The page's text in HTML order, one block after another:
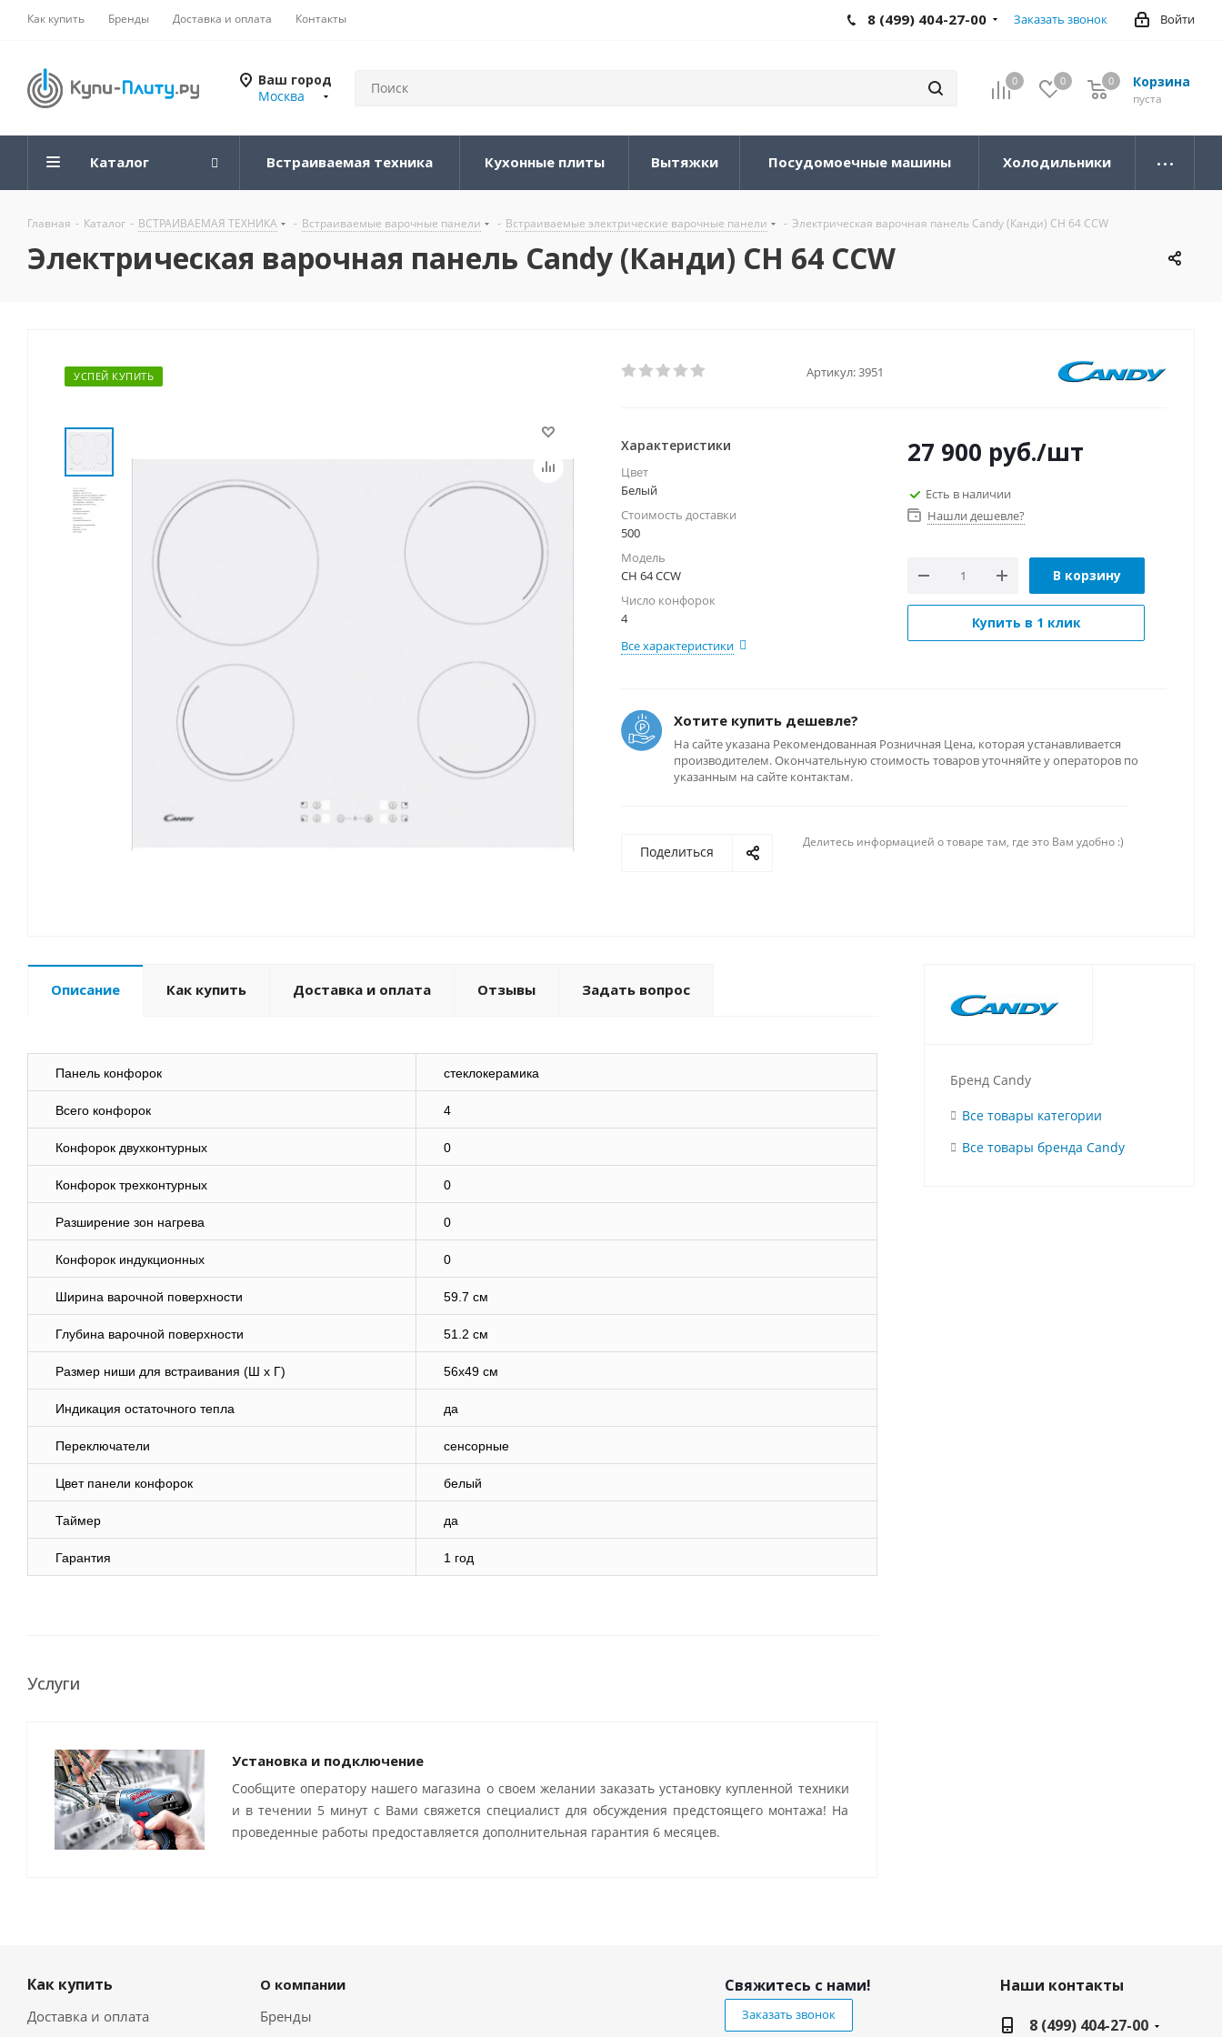
Как купить Бренды Доставка и оплата Контакты Войти
8 (499) 404-27-00 Заказать звонок
Ваш город
Москва
0 0 Корзина
0
пуста
0
Каталог Встраиваемая техника Кухонные плиты Вытяжки Посудомоечные машины Холодильники
Главная - Каталог - ВСТРАИВАЕМАЯ ТЕХНИКА - Встраиваемые варочные панели - Встраиваемые электрические варочные панели - Электрическая варочная панель Candy (Канди) CH 64 CCW
Электрическая варочная панель Candy (Канди) CH 64 CCW
УСПЕЙ КУПИТЬ Артикул:3951
Характеристики
Цвет
Белый
Стоимость доставки
500
Модель
CH 64 CCW
Число конфорок
4
Все характеристики
27 900 руб./шт
Есть в наличии
Нашли дешевле?
В корзину
Купить в 1 клик
Хотите купить дешевле?
На сайте указана Рекомендованная Розничная Цена, которая устанавливается
производителем. Окончательную стоимость товаров уточняйте у операторов по
указанным на сайте контактам.
Поделиться
Делитесь информацией о товаре там, где это Вам удобно :)
Описание Как купить Доставка и оплата Отзывы Задать вопрос
Панель конфорок стеклокерамика
Всего конфорок 4
Конфорок двухконтурных 0
Конфорок трехконтурных 0
Разширение зон нагрева 0
Конфорок индукционных 0
Ширина варочной поверхности 59.7 см
Глубина варочной поверхности 51.2 см
Размер ниши для встраивания (Ш х Г) 56x49 см
Индикация остаточного тепла да
Переключатели сенсорные
Цвет панели конфорок белый
Таймер да
Гарантия 1 год
Услуги
Установка и подключение
Сообщите оператору нашего магазина о своем желании заказать установку купленной техники
и в течении 5 минут с Вами свяжется специалист для обсуждения предстоящего монтажа! На
проведенные работы предоставляется дополнительная гарантия 6 месяцев.
Бренд Candy
Все товары категории
Все товары бренда Candy
Как купить
Доставка и оплата
О компании
Бренды
Свяжитесь с нами!
Заказать звонок
Наши контакты
8 (499) 404-27-00